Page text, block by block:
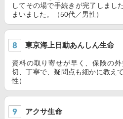
してその場で手続きが完了しまし
まいました。（50代／男性）
東京海上日動あんしん生命
資料の取り寄せが早く、保険の
切、丁寧で、疑問点も細かに教え
性）
アクサ生命